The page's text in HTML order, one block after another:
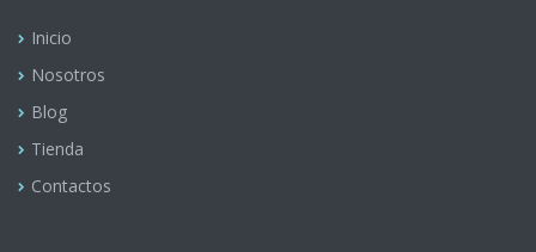
Inicio
Nosotros
Blog
Tienda
Contactos